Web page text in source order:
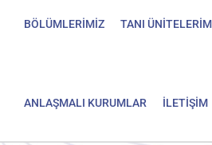
BÖLÜMLERİMİZ TANI
ANLAŞMALI KURUMLAR İLETİŞİM